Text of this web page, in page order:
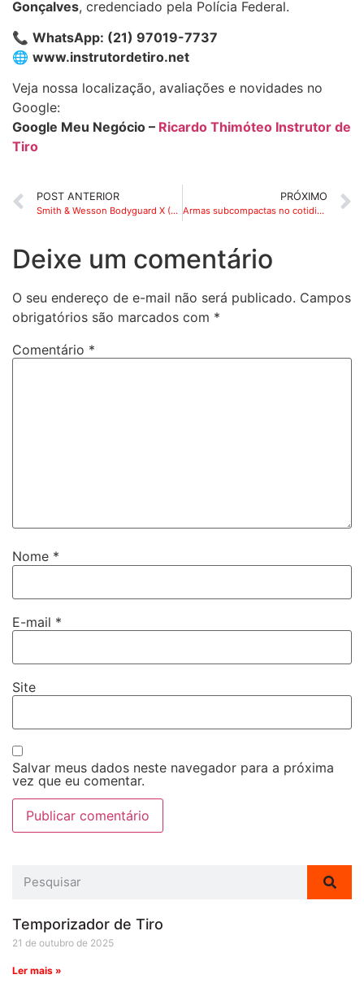
Temporizador de Tiro
21 de outubro de 2025
Ler mais »
Gonçalves, credenciado pela Polícia Federal.
📞 WhatsApp: (21) 97019-7737
🌐 www.instrutordetiro.net
Veja nossa localização, avaliações e novidades no
Google:
Google Meu Negócio – Ricardo Thimóteo Instrutor de
Tiro
POST ANTERIOR
Smith & Wesson Bodyguard X (Bodyguard 2.0 Carry Comp) — análise e por que o compensador pode ser um problema em .380 ACP
PRÓXIMO
Armas subcompactas no cotidiano urbano: vantagens e limitações
Deixe um comentário
O seu endereço de e-mail não será publicado. Campos
obrigatórios são marcados com *
Comentário *
Nome *
E-mail *
Site
Salvar meus dados neste navegador para a próxima
vez que eu comentar.